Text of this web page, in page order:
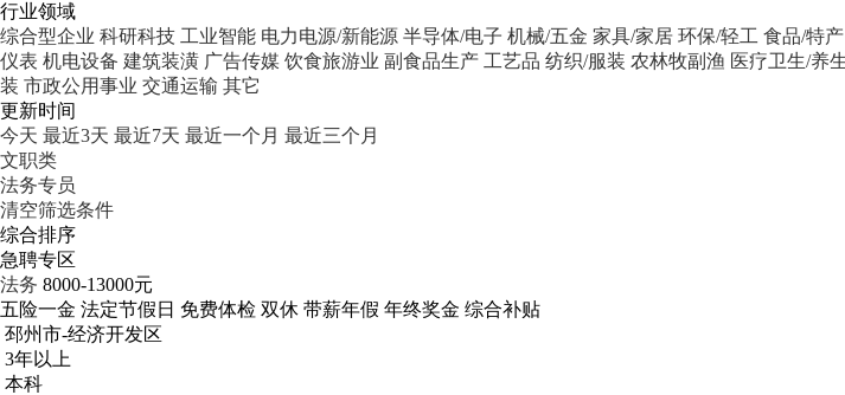
行业领域
综合型企业 科研科技 工业智能 电力电源/新能源 半导体/电子 机械/五金 家具/家居 环保/轻工 食品/特产
仪表 机电设备 建筑装潢 广告传媒 饮食旅游业 副食品生产 工艺品 纺织/服装 农林牧副渔 医疗卫生/养
装 市政公用事业 交通运输 其它
更新时间
今天 最近3天 最近7天 最近一个月 最近三个月
文职类
法务专员
清空筛选条件
综合排序
急聘专区
法务 8000-13000元
五险一金 法定节假日 免费体检 双休 带薪年假 年终奖金 综合补贴
邳州市-经济开发区
3年以上
本科